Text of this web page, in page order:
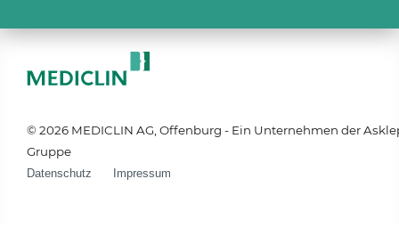
© 2026 MEDICLIN AG, Offenburg - Ein Unternehmen der
Gruppe
Datenschutz Impressum